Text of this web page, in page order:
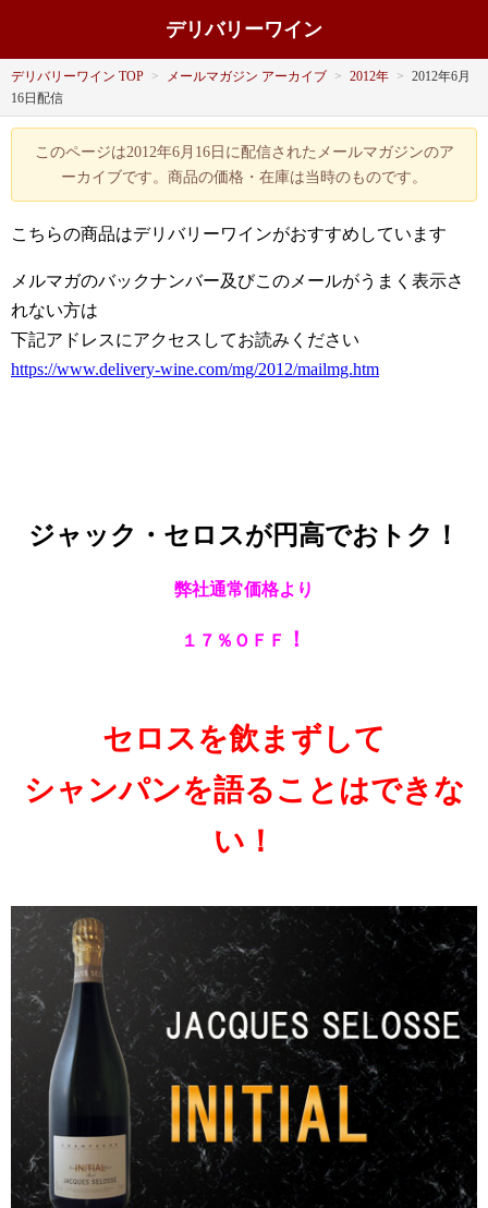
デリバリーワイン
デリバリーワイン TOP > メールマガジン アーカイブ > 2012年 > 2012年6月
16日配信
このページは2012年6月16日に配信されたメールマガジンのア
ーカイブです。商品の価格・在庫は当時のものです。
こちらの商品はデリバリーワインがおすすめしています
メルマガのバックナンバー及びこのメールがうまく表示さ
れない方は
下記アドレスにアクセスしてお読みください
https://www.delivery-wine.com/mg/2012/mailmg.htm
ジャック・セロスが円高でおトク！
弊社通常価格より
１７％ＯＦＦ ！
セロスを飲まずして
シャンパンを語ることはできな
い！